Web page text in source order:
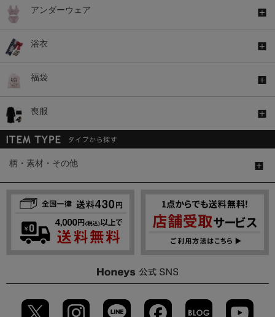
アンダーウェア
浴衣
福袋
喪服
柄・素材・その他